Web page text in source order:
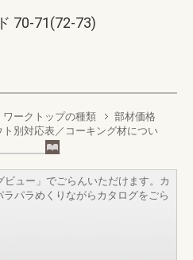
70-71(72-73)
ワークトップの種類
部材価格
ト別対応表／コーキング材につい
ュー」でごらんいただけます。カ
パラめくりながらカタログをごら